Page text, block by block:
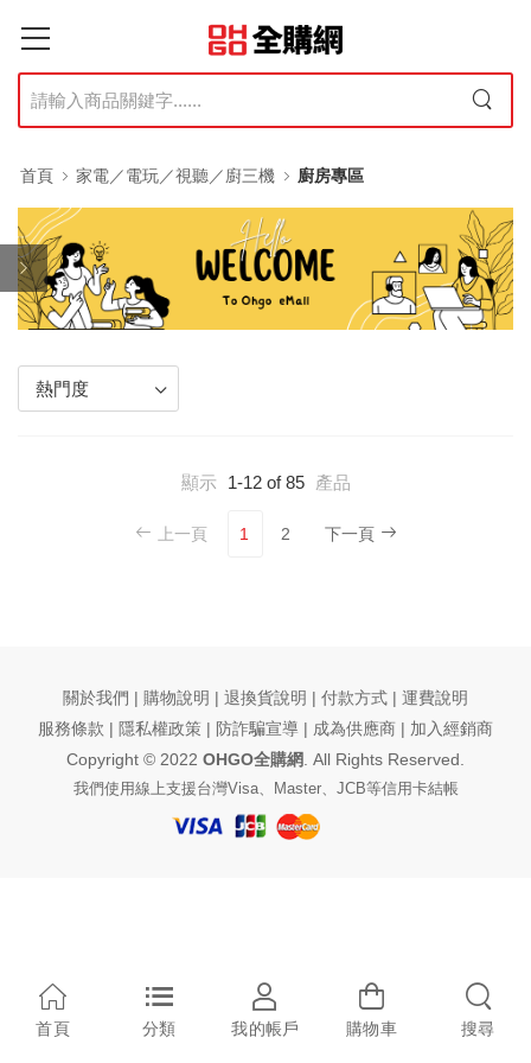
首頁 家電／電玩／視聽／廚三機 廚房專區
顯示 1-12 of 85 產品
上一頁 1 2 下一頁
關於我們 | 購物說明 | 退換貨說明 | 付款方式 | 運費說明
服務條款 | 隱私權政策 | 防詐騙宣導 | 成為供應商 | 加入經銷商
Copyright © 2022 OHGO全購網. All Rights Reserved.
我們使用線上支援台灣Visa、Master、JCB等信用卡結帳
首頁 分類 我的帳戶 購物車 搜尋